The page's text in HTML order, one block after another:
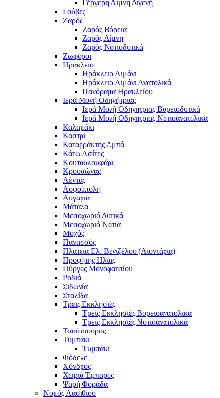
Γέργερη Λίμνη Διγενή
Γούβες
Ζαρός
Ζαρός Βόρεια
Ζαρός Λίμνη
Ζαρός Νοτιοδυτικά
Ζωφόροι
Ηράκλειο
Ηράκλειο Λιμάνι
Ηράκλειο Λιμάνι Ανατολικά
Πανόραμα Ηρακλείου
Ιερά Μονή Οδηγήτριας
Ιερά Μονή Οδηγήτριας Βορειοδυτικά
Ιερά Μονή Οδηγήτριας Νοτιοανατολικά
Καλαμάκι
Καστρί
Καταρράκτης Αμπά
Κάτω Ασίτες
Κουτουλουφάρι
Κρουσώνας
Λέντας
Λοφούπολη
Λυγαριά
Μάταλα
Μεσοχωριό Δυτικά
Μεσοχωριό Νότια
Μοχός
Πανασσός
Πλατεία Ελ. Βενιζέλου (Λιοντάρια)
Προφήτης Ηλίας
Πύργος Μονοφατσίου
Ροδιά
Σιδωνία
Σταλίδα
Τρεις Εκκλησιές
Τρείς Εκκλησιές Βορειοανατολικά
Τρείς Εκκλησιές Νοτιοανατολικά
Τσούτσουρος
Τυμπάκι
Τυμπάκι
Φόδελε
Χόνδρος
Χωριό Έμπαρος
Ψαρή Φοράδα
Νομός Λασιθίου